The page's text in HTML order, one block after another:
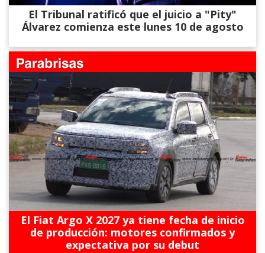
El Tribunal ratificó que el juicio a "Pity"
Álvarez comienza este lunes 10 de agosto
El Fiat Argo X 2027 ya tiene fecha de inicio
de producción: motores confirmados y
expectativa por su debut